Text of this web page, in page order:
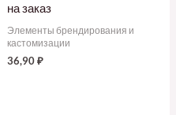
на заказ
Элементы брендирования и
кастомизации
36,90₽